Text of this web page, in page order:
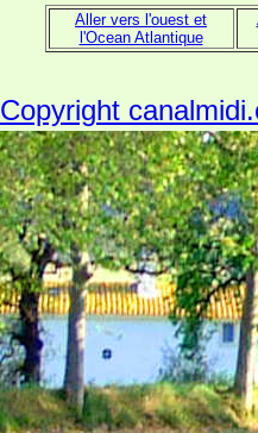
Aller vers l'ouest et
l'Ocean Atlantique
Copyright